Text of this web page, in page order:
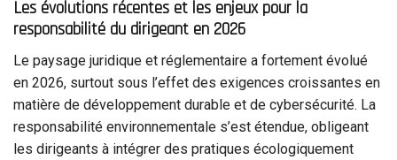
Les évolutions récentes et les enjeux pour la
responsabilité du dirigeant en 2026
Le paysage juridique et réglementaire a fortement évolué
en 2026, surtout sous l’effet des exigences croissantes en
matière de développement durable et de cybersécurité. La
responsabilité environnementale s’est étendue, obligeant
les dirigeants à intégrer des pratiques écologiquement